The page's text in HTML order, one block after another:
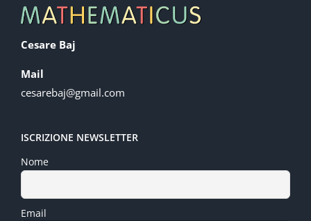
Cesare Baj
Mail
cesarebaj@gmail.com
ISCRIZIONE NEWSLETTER
Nome
Email